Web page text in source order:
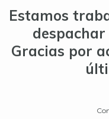
Estamos
Gracias por